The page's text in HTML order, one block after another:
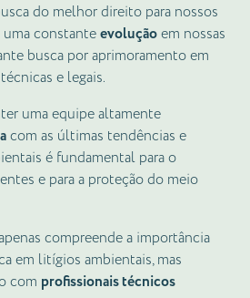
do melhor direito para nossos
constanteevoluçãoem nossas
busca por aprimoramento em
e legais.
uma equipe altamente
com as últimas tendências e
é fundamental para o
e para a proteção do meio
compreende a importância
em litígios ambientais, mas
com profissionais técnicos